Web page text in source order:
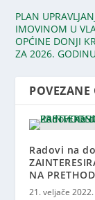
PLAN
IMOVINOM U
OPĆINE DONJI
ZA 2026. GODINU
POVEZANE
Radovi na
NA
21. veljače 2022.